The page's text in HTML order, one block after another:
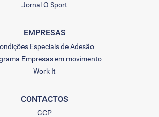
Jornal O Sport
EMPRESAS
Especiais de Adesão
Empresas em movimento
Work It
CONTACTOS
GCP